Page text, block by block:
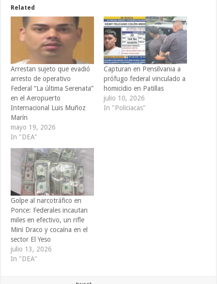
Related
Arrestan sujeto que evadió
arresto de operativo
Federal “La última Serenata”
en el Aeropuerto
Internacional Luis Muñoz
Marín
mayo 19, 2026
In "DEA"
Capturan en Pensilvania a
prófugo federal vinculado a
homicidio en Patillas
julio 10, 2026
In "Policiacas"
Golpe al narcotráfico en
Ponce: Federales incautan
miles en efectivo, un rifle
Mini Draco y cocaína en el
sector El Yeso
julio 13, 2026
In "DEA"